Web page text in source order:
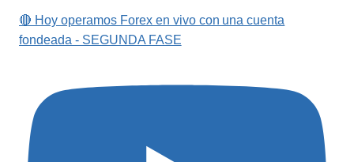
🔴 Hoy operamos Forex en vivo con una cuenta
fondeada - SEGUNDA FASE